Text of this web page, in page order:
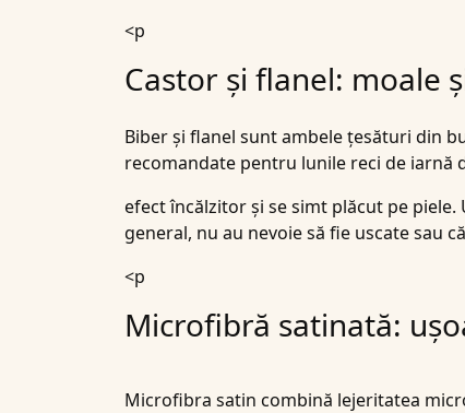
<p
Castor și flanel: moale
Biber și flanel sunt ambele țesături din
recomandate pentru lunile reci de iarnă
efect încălzitor și se simt plăcut pe
general, nu au nevoie să fie uscate sau
<p
Microfibră satinată:
Microfibra satin combină lejeritatea